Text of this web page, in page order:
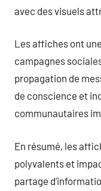
avec des visuels
Les affiches ont
campagnes
propagation de
de conscience et
communautaires
En résumé, les
polyvalents et
partage